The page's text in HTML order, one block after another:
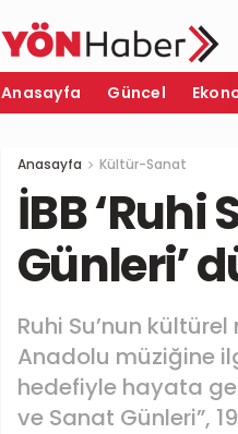
Anasayfa Güncel
Anasayfa Kültür-Sanat
İBB
Günleri’
Ruhi Su’nun
Anadolu müziğine
hedefiyle hayata
ve Sanat Günleri”,